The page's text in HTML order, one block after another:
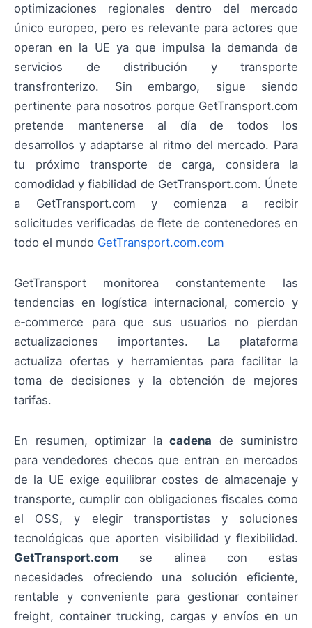
optimizaciones regionales dentro del mercado
único europeo, pero es relevante para actores que
operan en la UE ya que impulsa la demanda de
servicios de distribución y transporte
transfronterizo. Sin embargo, sigue siendo
pertinente para nosotros porque GetTransport.com
pretende mantenerse al día de todos los
desarrollos y adaptarse al ritmo del mercado. Para
tu próximo transporte de carga, considera la
comodidad y fiabilidad de GetTransport.com. Únete
a GetTransport.com y comienza a recibir
solicitudes verificadas de flete de contenedores en
todo el mundo GetTransport.com.com
GetTransport monitorea constantemente las
tendencias en logística internacional, comercio y
e‑commerce para que sus usuarios no pierdan
actualizaciones importantes. La plataforma
actualiza ofertas y herramientas para facilitar la
toma de decisiones y la obtención de mejores
tarifas.
En resumen, optimizar la cadena de suministro
para vendedores checos que entran en mercados
de la UE exige equilibrar costes de almacenaje y
transporte, cumplir con obligaciones fiscales como
el OSS, y elegir transportistas y soluciones
tecnológicas que aporten visibilidad y flexibilidad.
GetTransport.com se alinea con estas
necesidades ofreciendo una solución eficiente,
rentable y conveniente para gestionar container
freight, container trucking, cargas y envíos en un